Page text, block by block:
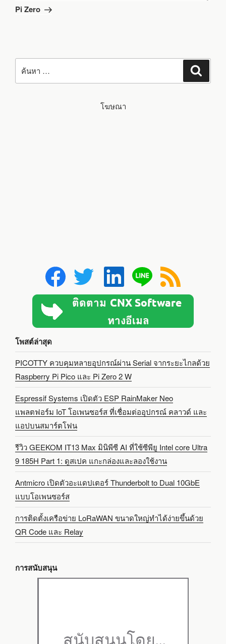
Pi Zero
ค้นหา:
โฆษณา
โพสต์ล่าสุด
PICOTTY ควบคุมหลายอุปกรณ์ผ่าน Serial จากระยะไกลด้วย
Raspberry Pi Pico และ Pi Zero 2 W
Espressif Systems เปิดตัว ESP RainMaker Neo
แพลตฟอร์ม IoT โอเพนซอร์ส ที่เชื่อมต่ออุปกรณ์ คลาวด์ และ
แอปบนสมาร์ตโฟน
รีวิว GEEKOM IT13 Max มินิพีซี AI ที่ใช้ซีพียู Intel core Ultra
9 185H Part 1: ดูสเปค แกะกล่องและลองใช้งาน
Antmicro เปิดตัวอะแดปเตอร์ Thunderbolt to Dual 10GbE
แบบโอเพนซอร์ส
การติดตั้งเครือข่าย LoRaWAN ขนาดใหญ่ทำได้ง่ายขึ้นด้วย
QR Code และ Relay
การสนับสนุน